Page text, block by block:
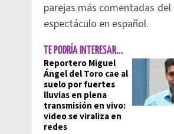
parejas más comentadas
espectáculo en español.
TE PODRÍA INTERESAR...
Reportero Miguel
Ángel del Toro cae al
suelo por fuertes
lluvias en plena
transmisión en vivo:
video se viraliza en
redes